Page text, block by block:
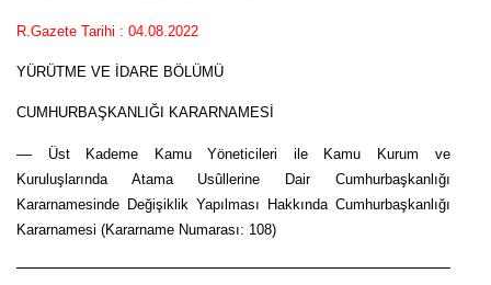
R.Gazete Tarihi : 04.08.2022
YÜRÜTME VE İDARE BÖLÜMÜ
CUMHURBAŞKANLIĞI KARARNAMESİ
–– Üst Kademe Kamu Yöneticileri ile Kamu Kurum ve
Kuruluşlarında Atama Usûllerine Dair Cumhurbaşkanlığı
Kararnamesinde Değişiklik Yapılması Hakkında Cumhurbaşkanlığı
Kararnamesi (Kararname Numarası: 108)